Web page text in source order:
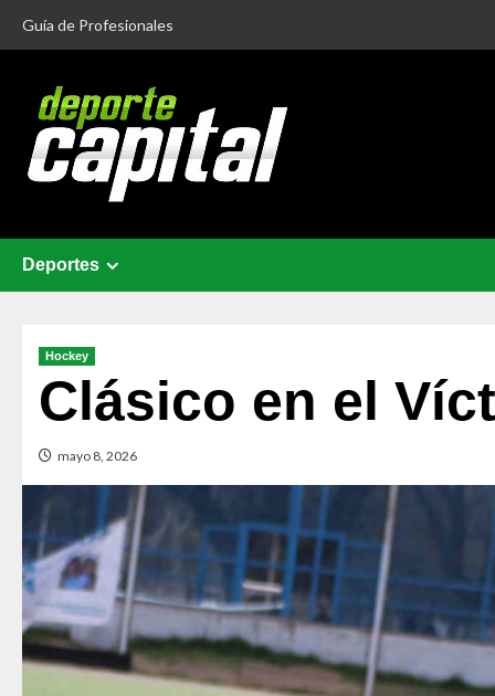
Guía de Profesionales
Deportes
Hockey
Clásico en el
mayo 8, 2026